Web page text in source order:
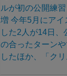
ルが初の公開練
増 今年5月にア
した2人が14日、
の合ったターン
したほか、「ク